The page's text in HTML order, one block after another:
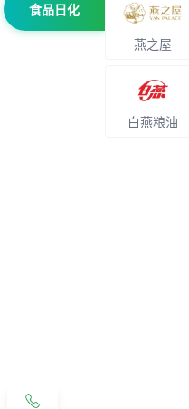
食品日化
燕之屋
白燕粮油